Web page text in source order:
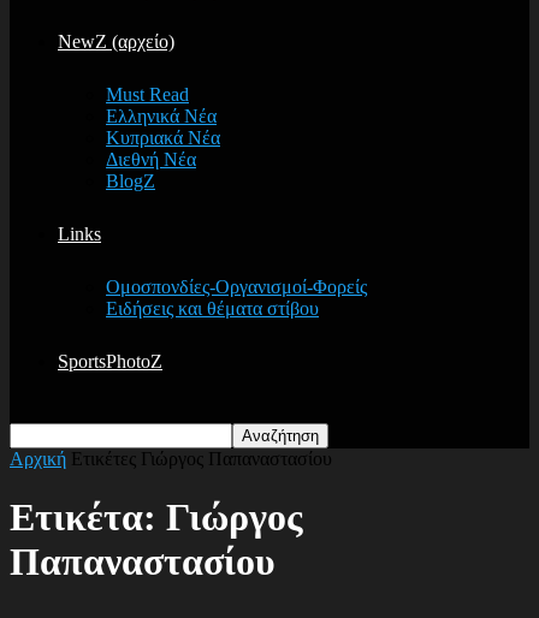
NewZ (αρχείο)
Must Read
Ελληνικά Νέα
Κυπριακά Νέα
Διεθνή Νέα
BlogZ
Links
Ομοσπονδίες-Οργανισμοί-Φορείς
Ειδήσεις και θέματα στίβου
SportsPhotoZ
Αρχική Ετικέτες Γιώργος Παπαναστασίου
Ετικέτα: Γιώργος
Παπαναστασίου